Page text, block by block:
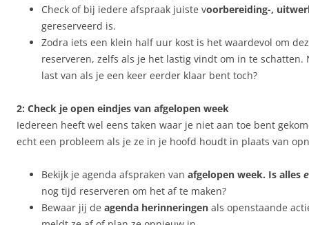
Check of bij iedere afspraak juiste voorbereiding-,
gereserveerd is.
Zodra iets een klein half uur kost is het waardevol om
reserveren, zelfs als je het lastig vindt om in te schatten.
last van als je een keer eerder klaar bent toch?
2: Check je open eindjes van afgelopen week
Iedereen heeft wel eens taken waar je niet aan toe bent
echt een probleem als je ze in je hoofd houdt in plaats van
Bekijk je agenda afspraken van afgelopen week. Is alles
nog tijd reserveren om het af te maken?
Bewaar jij de agenda herinneringen als openstaande